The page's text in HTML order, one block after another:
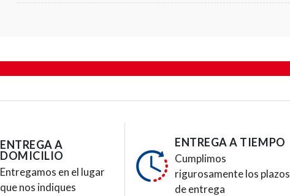
ENTREGA A
DOMICILIO
Entregamos en el lugar
que nos indiques
ENTREGA A TIEMPO
Cumplimos
rigurosamente los plazos
de entrega